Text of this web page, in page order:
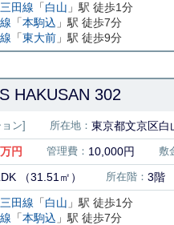
田線 「白山 」駅 徒歩1分
「本駒込 」駅 徒歩7分
「東大前 」駅 徒歩9分
HAKUSAN 302
ン] 所在地： 東京都文京区白
万円 管理費： 10,000円 敷
（31.51㎡） 所在階： 3階
田線 「白山 」駅 徒歩1分
「本駒込 」駅 徒歩7分